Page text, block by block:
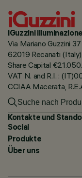
iGuzzini
Via Mariano Guzzini 37
62019 Recanati (Italy)
Share Capital
VAT N. and R.I. :
CCIAA Macerata,
Kontakte und
Social
Produkte
Über uns